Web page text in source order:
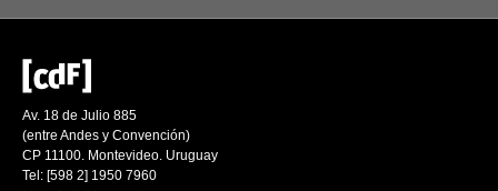
Av. 18 de Julio 885
(entre Andes y Convención)
CP 11100. Montevideo. Uruguay
Tel: [598 2] 1950 7960